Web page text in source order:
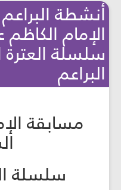
أنشطة
الإمام
سلسلة العترة
البراعم
مسابقة
سلسلة